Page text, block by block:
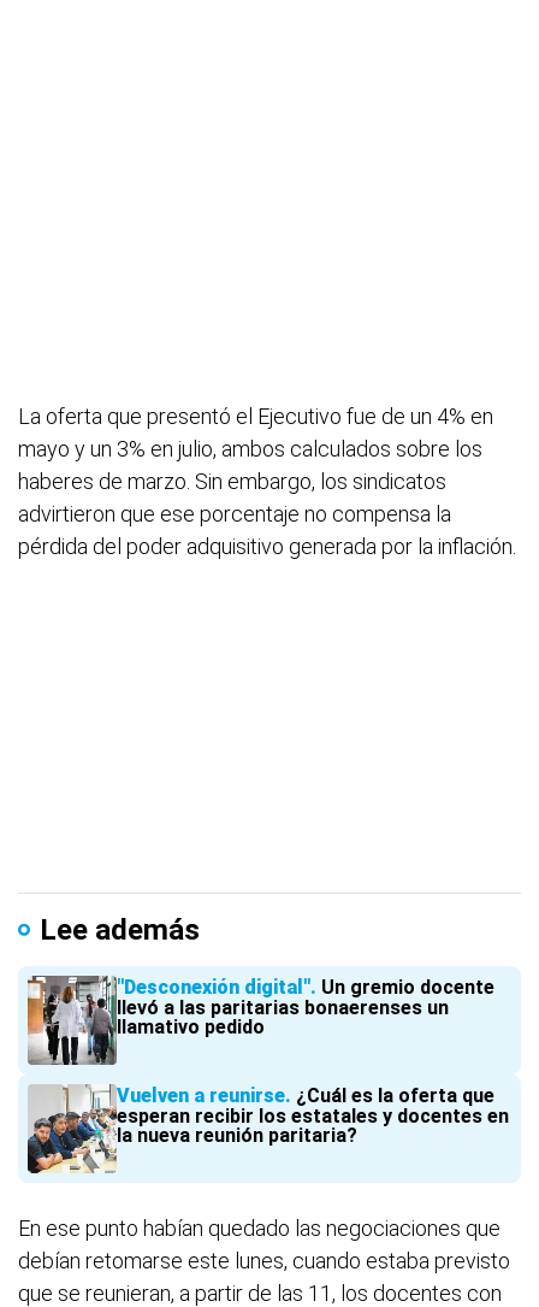
La oferta que presentó el Ejecutivo fue de un 4% en
mayo y un 3% en julio, ambos calculados sobre los
haberes de marzo. Sin embargo, los sindicatos
advirtieron que ese porcentaje no compensa la
pérdida del poder adquisitivo generada por la inflación.
Lee además
"Desconexión digital" Un gremio docente
llevó a las paritarias bonaerenses un
llamativo pedido
Vuelven a reunirse ¿Cuál es la oferta que
esperan recibir los estatales y docentes en
la nueva reunión paritaria?
En ese punto habían quedado las negociaciones que
debían retomarse este lunes, cuando estaba previsto
que se reunieran, a partir de las 11, los docentes con